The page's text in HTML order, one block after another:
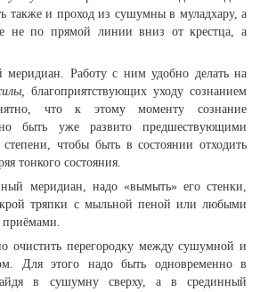
также и проход из сушумны в муладхару, а
не по прямой линии вниз от крестца, а
Работу с ним удобно делать на
благоприятствующих уходу сознанием
что к этому моменту сознание
быть уже развито предшествующими
чтобы быть в состоянии отходить
тонкого состояния.
меридиан, надо «вымыть» его стенки,
тряпки с мыльной пеной или любыми
очистить перегородку между сушумной и
Для этого надо быть одновременно в
в сушумну сверху, а в срединный